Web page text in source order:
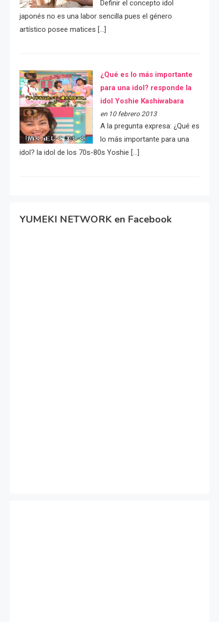
Definir el concepto idol
japonés no es una labor sencilla pues el género
artístico posee matices […]
¿Qué es lo más importante
para una idol? responde la
idol Yoshie Kashiwabara
en 10 febrero 2013
A la pregunta expresa: ¿Qué es
lo más importante para una
idol? la idol de los 70s-80s Yoshie […]
YUMEKI NETWORK en Facebook